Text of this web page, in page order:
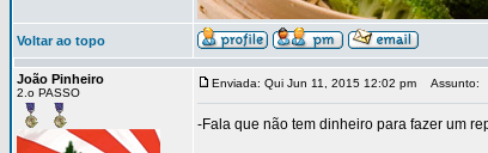
Voltar ao topo
João Pinheiro
2.o PASSO
Enviada: Qui Jun 11, 2015 12:02 pm Assunto:
-Fala que não tem dinheiro para fazer um